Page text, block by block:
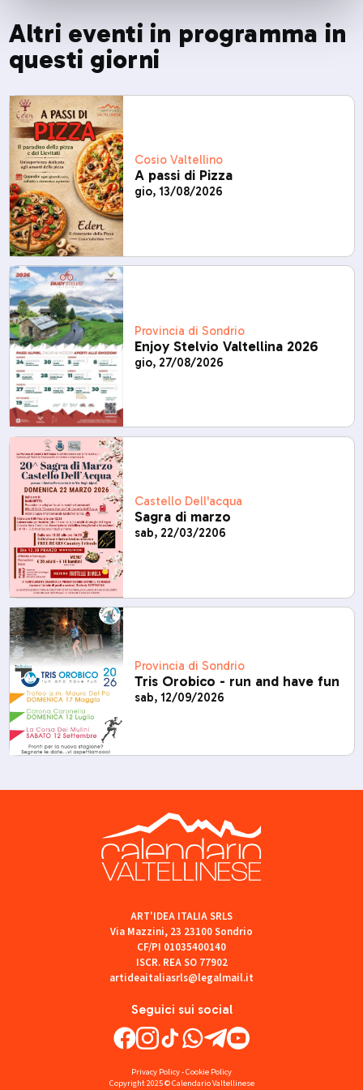
Altri eventi in programma in
questi giorni
Cosio Valtellino
A passi di Pizza
gio, 13/08/2026
Provincia di Sondrio
Enjoy Stelvio Valtellina 2026
gio, 27/08/2026
Castello Dell'acqua
Sagra di marzo
sab, 22/03/2206
Provincia di Sondrio
Tris Orobico - run and have fun
sab, 12/09/2026
Seguici sui social
ART'IDEA ITALIA SRLS
Via Mazzini, 23 23100 Sondrio
CF/PI 01035400140
ISCR. REA SO 77902
artideaitaliasrls@legalmail.it
Privacy Policy-Cookie Policy
Copyright 2025 © Calendario Valtellinese